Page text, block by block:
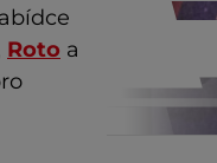
Roto